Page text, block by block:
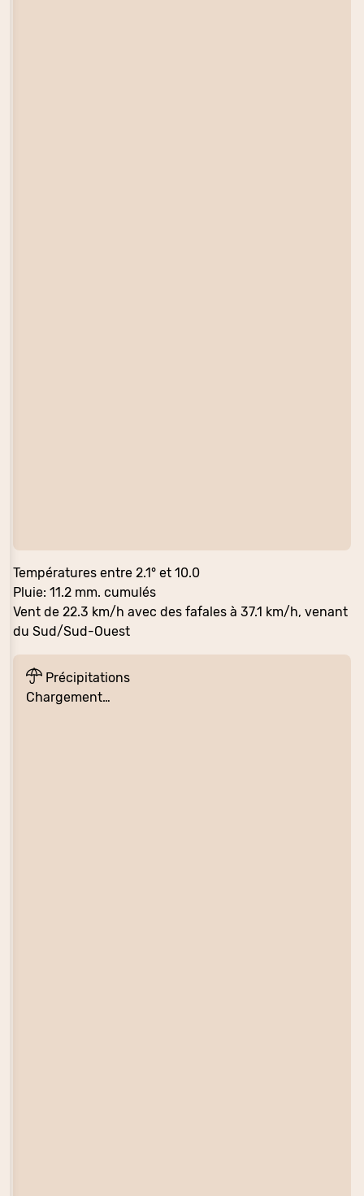
Températures entre 2.1° et 10.0
Pluie: 11.2 mm. cumulés
Vent de 22.3 km/h avec des fafales à 37.1 km/h, venant
du Sud/Sud-Ouest
Précipitations
Chargement…